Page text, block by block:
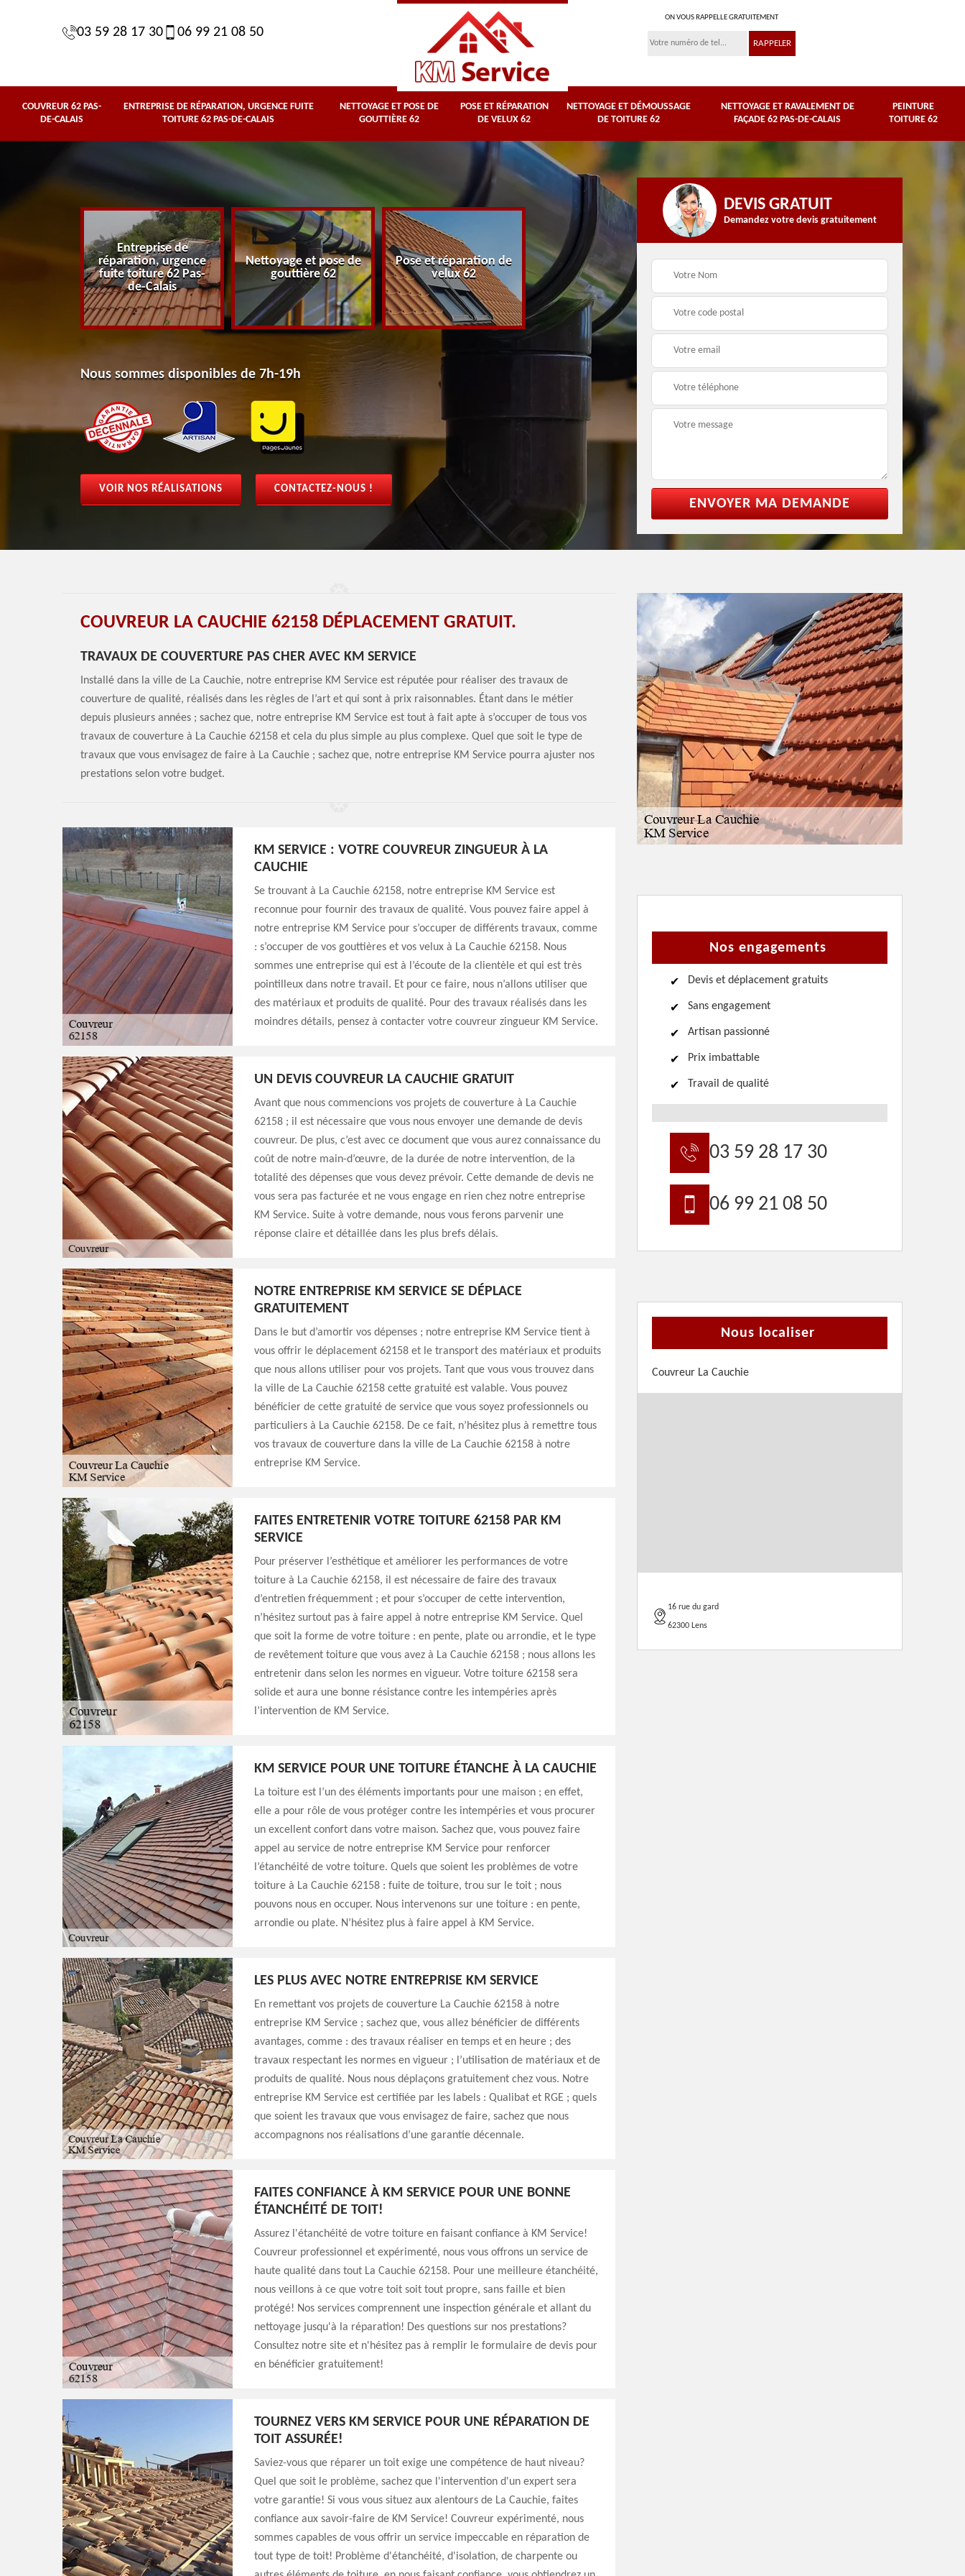
03 59 28 17 30 06 99 21 08 50
ON VOUS RAPPELLE GRATUITEMENT
COUVREUR 62 PAS-
DE-CALAIS
ENTREPRISE DE RÉPARATION, URGENCE FUITE
TOITURE 62 PAS-DE-CALAIS
NETTOYAGE ET POSE DE
GOUTTIÈRE 62
POSE ET RÉPARATION
DE VELUX 62
NETTOYAGE ET DÉMOUSSAGE
DE TOITURE 62
NETTOYAGE ET RAVALEMENT DE
FAÇADE 62 PAS-DE-CALAIS
PEINTURE
TOITURE 62
Entreprise de
réparation, urgence
fuite toiture 62 Pas-
de-Calais
Nettoyage et pose de
gouttière 62
Pose et réparation de
velux 62
Nettoyage et
démoussage de
toiture 62
62 Pas-de-Calais
Nous sommes disponibles de 7h-19h
VOIR NOS RÉALISATIONS CONTACTEZ-NOUS !
DEVIS GRATUIT
Demandez votre devis gratuitement
COUVREUR LA CAUCHIE 62158 DÉPLACEMENT GRATUIT.
TRAVAUX DE COUVERTURE PAS CHER AVEC KM SERVICE
Installé dans la ville de La Cauchie, notre entreprise KM Service est réputée pour réaliser des travaux de
couverture de qualité, réalisés dans les règles de l’art et qui sont à prix raisonnables. Étant dans le métier
depuis plusieurs années ; sachez que, notre entreprise KM Service est tout à fait apte à s’occuper de tous vos
travaux de couverture à La Cauchie 62158 et cela du plus simple au plus complexe. Quel que soit le type de
travaux que vous envisagez de faire à La Cauchie ; sachez que, notre entreprise KM Service pourra ajuster nos
prestations selon votre budget.
KM SERVICE : VOTRE COUVREUR ZINGUEUR À LA
CAUCHIE
Se trouvant à La Cauchie 62158, notre entreprise KM Service est
reconnue pour fournir des travaux de qualité. Vous pouvez faire appel à
notre entreprise KM Service pour s’occuper de différents travaux, comme
: s’occuper de vos gouttières et vos velux à La Cauchie 62158. Nous
sommes une entreprise qui est à l’écoute de la clientèle et qui est très
pointilleux dans notre travail. Et pour ce faire, nous n’allons utiliser que
des matériaux et produits de qualité. Pour des travaux réalisés dans les
moindres détails, pensez à contacter votre couvreur zingueur KM Service.
UN DEVIS COUVREUR LA CAUCHIE GRATUIT
Avant que nous commencions vos projets de couverture à La Cauchie
62158 ; il est nécessaire que vous nous envoyer une demande de devis
couvreur. De plus, c’est avec ce document que vous aurez connaissance du
coût de notre main-d’œuvre, de la durée de notre intervention, de la
totalité des dépenses que vous devez prévoir. Cette demande de devis ne
vous sera pas facturée et ne vous engage en rien chez notre entreprise
KM Service. Suite à votre demande, nous vous ferons parvenir une
réponse claire et détaillée dans les plus brefs délais.
NOTRE ENTREPRISE KM SERVICE SE DÉPLACE
GRATUITEMENT
Dans le but d’amortir vos dépenses ; notre entreprise KM Service tient à
vous offrir le déplacement 62158 et le transport des matériaux et produits
que nous allons utiliser pour vos projets. Tant que vous vous trouvez dans
la ville de La Cauchie 62158 cette gratuité est valable. Vous pouvez
bénéficier de cette gratuité de service que vous soyez professionnels ou
particuliers à La Cauchie 62158. De ce fait, n’hésitez plus à remettre tous
vos travaux de couverture dans la ville de La Cauchie 62158 à notre
entreprise KM Service.
FAITES ENTRETENIR VOTRE TOITURE 62158 PAR KM
SERVICE
Pour préserver l’esthétique et améliorer les performances de votre
toiture à La Cauchie 62158, il est nécessaire de faire des travaux
d’entretien fréquemment ; et pour s’occuper de cette intervention,
n’hésitez surtout pas à faire appel à notre entreprise KM Service. Quel
que soit la forme de votre toiture : en pente, plate ou arrondie, et le type
de revêtement toiture que vous avez à La Cauchie 62158 ; nous allons les
entretenir dans selon les normes en vigueur. Votre toiture 62158 sera
solide et aura une bonne résistance contre les intempéries après
l’intervention de KM Service.
KM SERVICE POUR UNE TOITURE ÉTANCHE À LA CAUCHIE
La toiture est l’un des éléments importants pour une maison ; en effet,
elle a pour rôle de vous protéger contre les intempéries et vous procurer
un excellent confort dans votre maison. Sachez que, vous pouvez faire
appel au service de notre entreprise KM Service pour renforcer
l’étanchéité de votre toiture. Quels que soient les problèmes de votre
toiture à La Cauchie 62158 : fuite de toiture, trou sur le toit ; nous
pouvons nous en occuper. Nous intervenons sur une toiture : en pente,
arrondie ou plate. N’hésitez plus à faire appel à KM Service.
LES PLUS AVEC NOTRE ENTREPRISE KM SERVICE
En remettant vos projets de couverture La Cauchie 62158 à notre
entreprise KM Service ; sachez que, vous allez bénéficier de différents
avantages, comme : des travaux réaliser en temps et en heure ; des
travaux respectant les normes en vigueur ; l’utilisation de matériaux et de
produits de qualité. Nous nous déplaçons gratuitement chez vous. Notre
entreprise KM Service est certifiée par les labels : Qualibat et RGE ; quels
que soient les travaux que vous envisagez de faire, sachez que nous
accompagnons nos réalisations d’une garantie décennale.
FAITES CONFIANCE À KM SERVICE POUR UNE BONNE
ÉTANCHÉITÉ DE TOIT!
Assurez l'étanchéité de votre toiture en faisant confiance à KM Service!
Couvreur professionnel et expérimenté, nous vous offrons un service de
haute qualité dans tout La Cauchie 62158. Pour une meilleure étanchéité,
nous veillons à ce que votre toit soit tout propre, sans faille et bien
protégé! Nos services comprennent une inspection générale et allant du
nettoyage jusqu'à la réparation! Des questions sur nos prestations?
Consultez notre site et n'hésitez pas à remplir le formulaire de devis pour
en bénéficier gratuitement!
TOURNEZ VERS KM SERVICE POUR UNE RÉPARATION DE
TOIT ASSURÉE!
Saviez-vous que réparer un toit exige une compétence de haut niveau?
Quel que soit le problème, sachez que l'intervention d'un expert sera
votre garantie! Si vous vous situez aux alentours de La Cauchie, faites
confiance aux savoir-faire de KM Service! Couvreur expérimenté, nous
sommes capables de vous offrir un service impeccable en réparation de
tout type de toit! Problème d'étanchéité, d'isolation, de charpente ou
Nos engagements
Devis et déplacement gratuits
Sans engagement
Artisan passionné
Prix imbattable
Travail de qualité
03 59 28 17 30
06 99 21 08 50
Nous localiser
Couvreur La Cauchie
16 rue du gard
62300 Lens